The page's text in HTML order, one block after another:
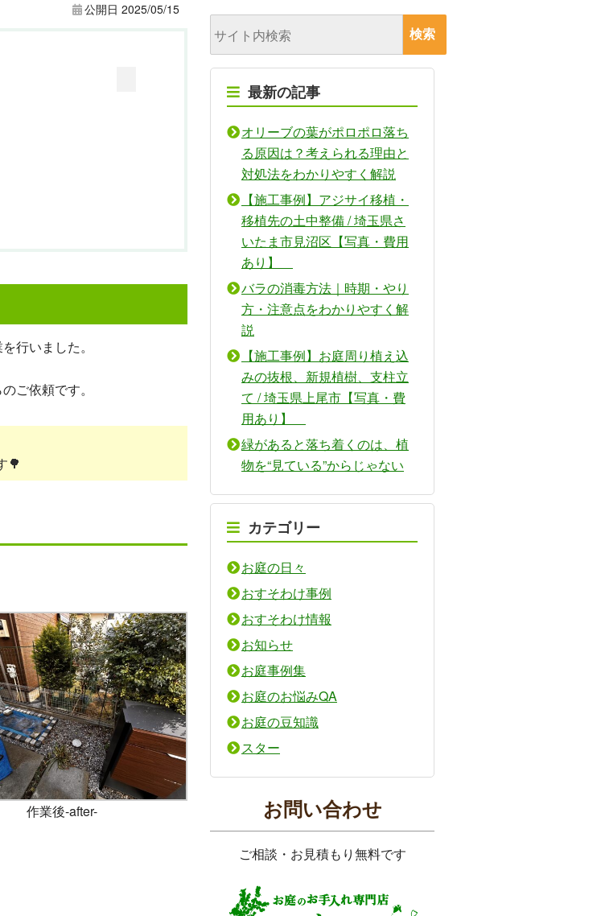
公開日2025/05/15
行いました。
ご依頼です。
🌳
作業後-after-
最新の記事
オリーブの葉がポロポロ落ち
る原因は？考えられる理由と
対処法をわかりやすく解説
【施工事例】アジサイ移植・
移植先の土中整備 / 埼玉県さ
いたま市見沼区【写真・費用
あり】
バラの消毒方法｜時期・やり
方・注意点をわかりやすく解
説
【施工事例】お庭周り植え込
みの抜根、新規植樹、支柱立
て / 埼玉県上尾市【写真・費
用あり】
緑があると落ち着くのは、植
物を“見ている”からじゃない
カテゴリー
お庭の日々
おすそわけ事例
おすそわけ情報
お知らせ
お庭事例集
お庭のお悩みQA
お庭の豆知識
スター
お問い合わせ
ご相談・お見積もり無料です